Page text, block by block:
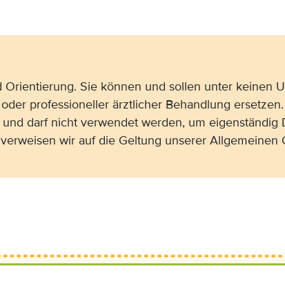
Sie können und sollen unter keinen
professioneller ärztlicher Behandlung ersetzen.
darf nicht verwendet werden, um eigenständig
wir auf die Geltung unserer